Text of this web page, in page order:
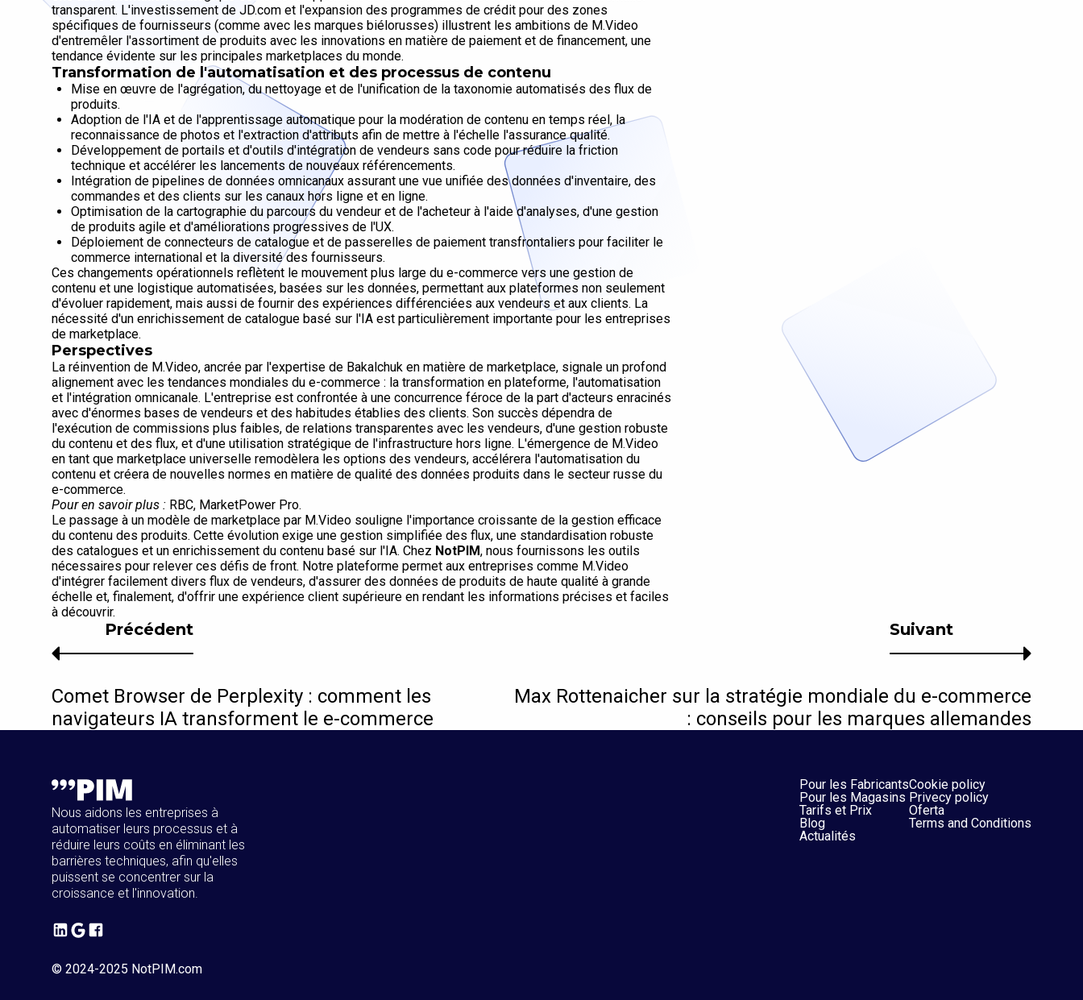
transparent. L'investissement de JD.com et l'expansion des programmes de crédit pour des zones
spécifiques de fournisseurs (comme avec les marques biélorusses) illustrent les ambitions de M.Video
d'entremêler l'assortiment de produits avec les innovations en matière de paiement et de financement, une
tendance évidente sur les principales marketplaces du monde.
Transformation de l'automatisation et des processus de contenu
Mise en œuvre de l'agrégation, du nettoyage et de l'unification de la taxonomie automatisés des flux de
produits.
Adoption de l'IA et de l'apprentissage automatique pour la modération de contenu en temps réel, la
reconnaissance de photos et l'extraction d'attributs afin de mettre à l'échelle l'assurance qualité.
Développement de portails et d'outils d'intégration de vendeurs sans code pour réduire la friction
technique et accélérer les lancements de nouveaux référencements.
Intégration de pipelines de données omnicanaux assurant une vue unifiée des données d'inventaire, des
commandes et des clients sur les canaux hors ligne et en ligne.
Optimisation de la cartographie du parcours du vendeur et de l'acheteur à l'aide d'analyses, d'une gestion
de produits agile et d'améliorations progressives de l'UX.
Déploiement de connecteurs de catalogue et de passerelles de paiement transfrontaliers pour faciliter le
commerce international et la diversité des fournisseurs.
Ces changements opérationnels reflètent le mouvement plus large du e-commerce vers une gestion de
contenu et une logistique automatisées, basées sur les données, permettant aux plateformes non seulement
d'évoluer rapidement, mais aussi de fournir des expériences différenciées aux vendeurs et aux clients. La
nécessité d'un enrichissement de catalogue basé sur l'IA est particulièrement importante pour les entreprises
de marketplace.
Perspectives
La réinvention de M.Video, ancrée par l'expertise de Bakalchuk en matière de marketplace, signale un profond
alignement avec les tendances mondiales du e-commerce : la transformation en plateforme, l'automatisation
et l'intégration omnicanale. L'entreprise est confrontée à une concurrence féroce de la part d'acteurs enracinés
avec d'énormes bases de vendeurs et des habitudes établies des clients. Son succès dépendra de
l'exécution de commissions plus faibles, de relations transparentes avec les vendeurs, d'une gestion robuste
du contenu et des flux, et d'une utilisation stratégique de l'infrastructure hors ligne. L'émergence de M.Video
en tant que marketplace universelle remodèlera les options des vendeurs, accélérera l'automatisation du
contenu et créera de nouvelles normes en matière de qualité des données produits dans le secteur russe du
e-commerce.
Pour en savoir plus : RBC, MarketPower Pro.
Le passage à un modèle de marketplace par M.Video souligne l'importance croissante de la gestion efficace
du contenu des produits. Cette évolution exige une gestion simplifiée des flux, une standardisation robuste
des catalogues et un enrichissement du contenu basé sur l'IA. Chez NotPIM, nous fournissons les outils
nécessaires pour relever ces défis de front. Notre plateforme permet aux entreprises comme M.Video
d'intégrer facilement divers flux de vendeurs, d'assurer des données de produits de haute qualité à grande
échelle et, finalement, d'offrir une expérience client supérieure en rendant les informations précises et faciles
à découvrir.
Suivant
Max Rottenaicher sur la stratégie mondiale du e-commerce
: conseils pour les marques allemandes
Précédent
Comet Browser de Perplexity : comment les
navigateurs IA transforment le e-commerce
Nous aidons les entreprises à
automatiser leurs processus et à
réduire leurs coûts en éliminant les
barrières techniques, afin qu'elles
puissent se concentrer sur la
croissance et l'innovation.
Pour les Fabricants
Pour les Magasins
Tarifs et Prix
Blog
Actualités
Cookie policy
Privecy policy
Oferta
Terms and Conditions
© 2024-2025 NotPIM.com